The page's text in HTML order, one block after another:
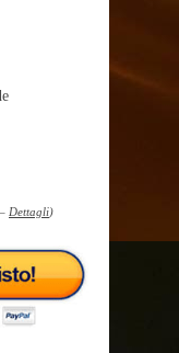
Dettagli)